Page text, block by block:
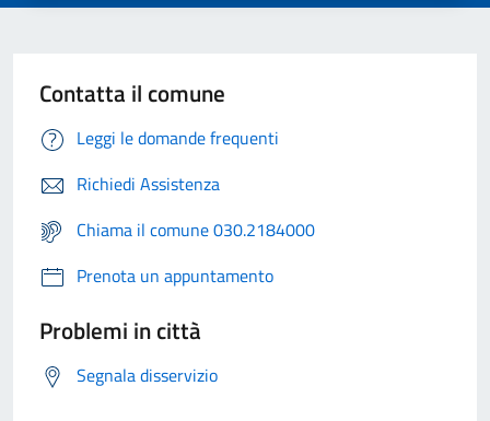
Contatta il comune
Leggi le domande frequenti
Richiedi Assistenza
Chiama il comune 030.2184000
Prenota un appuntamento
Problemi in città
Segnala disservizio